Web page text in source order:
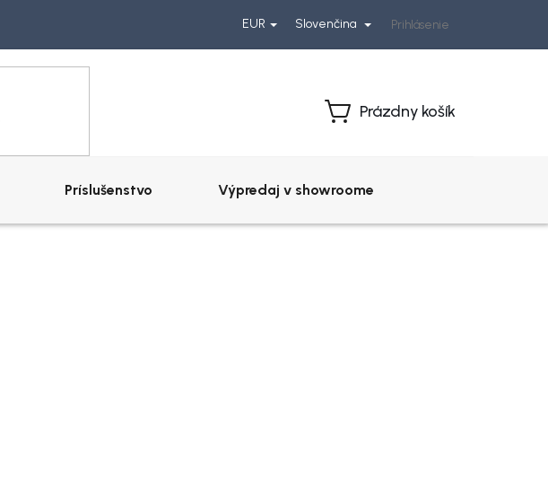
EUR Slovenčina Prihlásenie
Nákupný
Prázdny košík
Príslušenstvo Výpredaj v showroome